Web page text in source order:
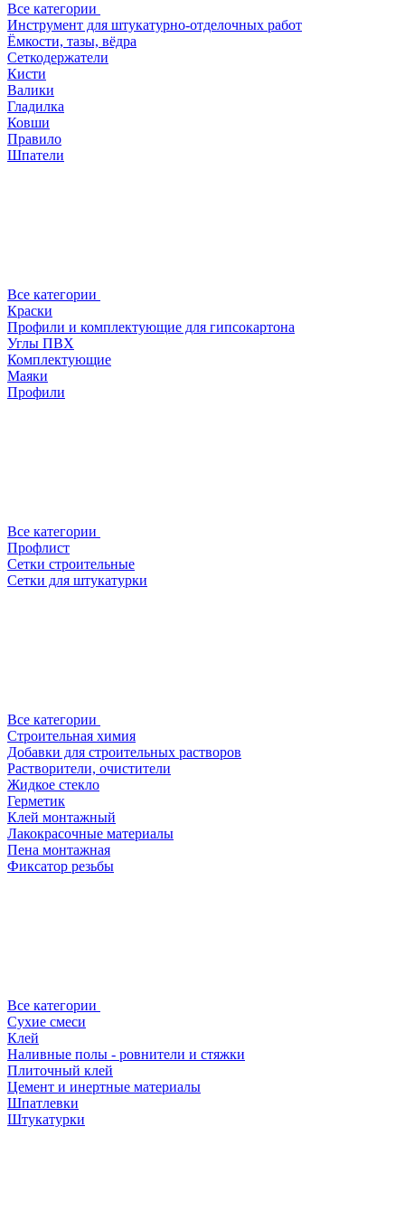
Все категории
Инструмент для штукатурно-отделочных работ
Ёмкости, тазы, вёдра
Сеткодержатели
Кисти
Валики
Гладилка
Ковши
Правило
Шпатели
Все категории
Краски
Профили и комплектующие для гипсокартона
Углы ПВХ
Комплектующие
Маяки
Профили
Все категории
Профлист
Сетки строительные
Сетки для штукатурки
Все категории
Строительная химия
Добавки для строительных растворов
Растворители, очистители
Жидкое стекло
Герметик
Клей монтажный
Лакокрасочные материалы
Пена монтажная
Фиксатор резьбы
Все категории
Сухие смеси
Клей
Наливные полы - ровнители и стяжки
Плиточный клей
Цемент и инертные материалы
Шпатлевки
Штукатурки